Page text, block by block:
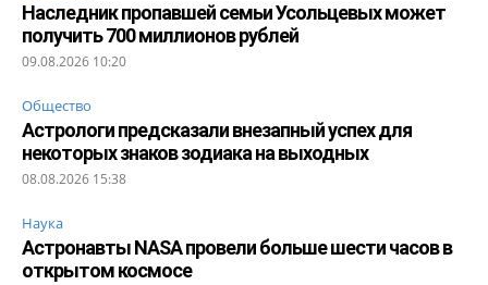
Наследник пропавшей семьи Усольцевых может
получить 700 миллионов рублей
09.08.2026 10:20
Общество
Астрологи предсказали внезапный успех для
некоторых знаков зодиака на выходных
08.08.2026 15:38
Наука
Астронавты NASA провели больше шести часов в
открытом космосе